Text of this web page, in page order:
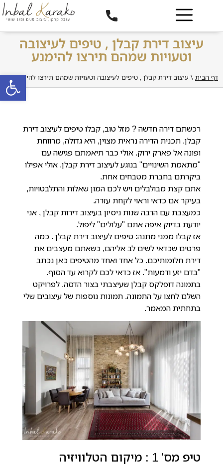
עיצוב דירת קבלן , טיפים לעיצובה
וטעויות שמהם תירצו להימנע
דף הבית \ עיצוב דירת קבלן , טיפים לעיצובה וטעויות שמהם תירצו להימנע
רכשתם דירה חדשה ? מזל טוב, קבלו טיפים לעיצוב דירת
קבלן. תכנית הדירה נראית מצוין, היא גדולה, מרווחת
ופונה אל פארק ירוק. אולי כבר תיאמתם פגישה עם
"מתאמת השינויים" בנוגע לעיצוב דירת קבלן. אולי אפילו
ביקרתם בחברת מטבחים אחת.
אתם קצת מבולבלים ויש לכם המון שאלות והתלבטויות,
בעיקר אם כדאי וראוי לקחת עזרה.
כמעצבת עם הרבה שנות ניסיון בעיצוב דירות קבלן , אני
יודעת בדיוק איפה אתם "עלולים" ליפול.
אז קבלו ממני מתנה: טיפים לעיצוב דירת קבלן . כמה
פרטים שכדאי לשים לב אליהם, כשאתם מעצבים את
דירת חלומותיכם. כל אחד ואחד מהטיפים כאן נכתב
"בדם יזע ודמעות". אז כדאי לכם לקרוא עד הסוף.
בתמונה דופלקס קבלן שעיצבתי בצור הדסה. לפרויקט
השלם לחצו על התמונה. תמונות נוספות של עיצובים שלי
בתחתית המאמר.
טיפ מס' 1 : מיקום הטלוויזיה
פתח